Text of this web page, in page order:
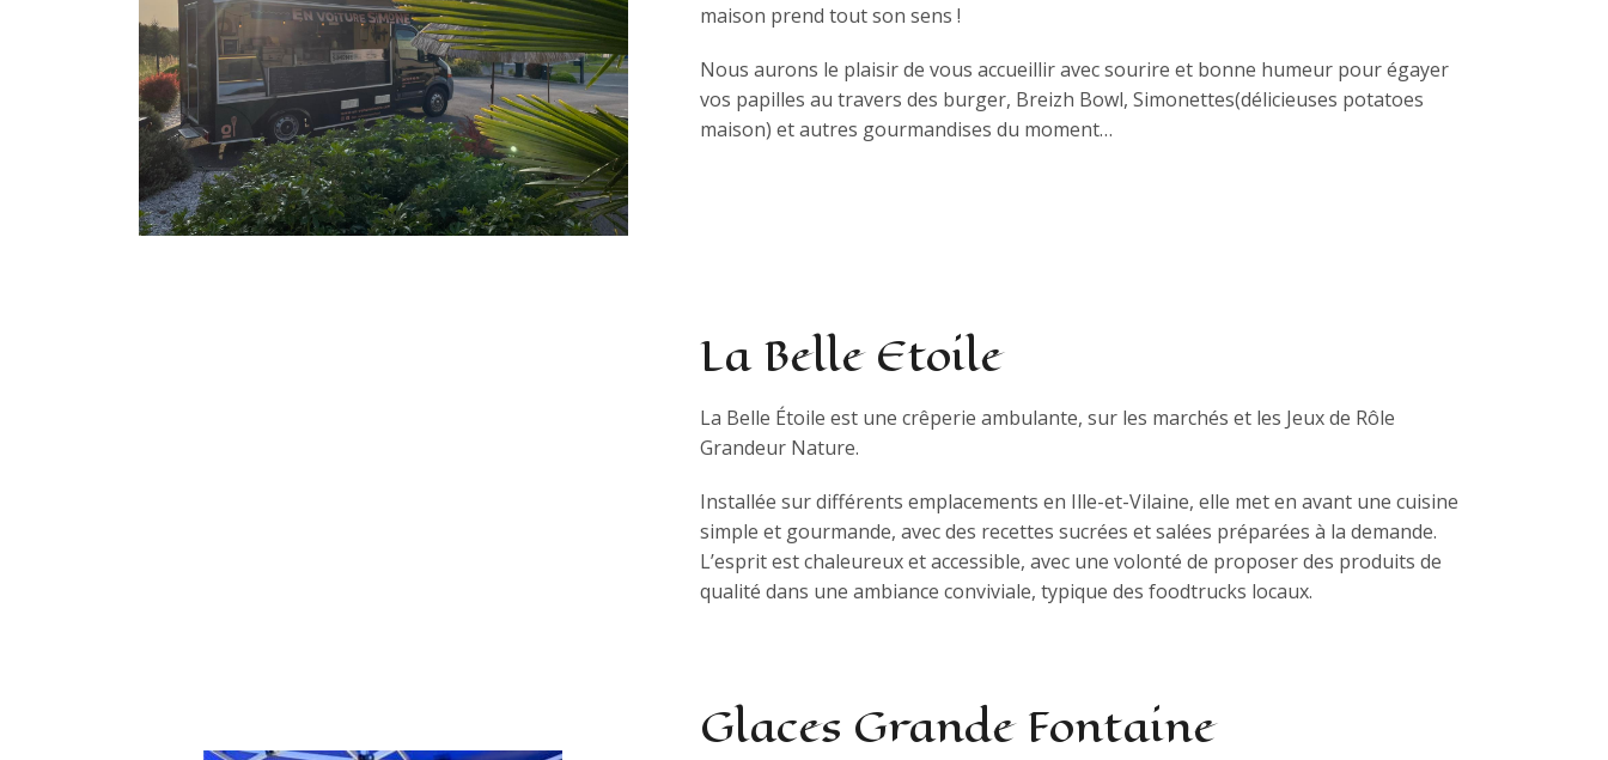
maison prend tout son sens !
Nous aurons le plaisir de vous accueillir avec sourire et bonne humeur pour égayer
vos papilles au travers des burger, Breizh Bowl, Simonettes(délicieuses potatoes
maison) et autres gourmandises du moment…
La Belle Etoile
La Belle Étoile est une crêperie ambulante, sur les marchés et les Jeux de Rôle
Grandeur Nature.
Installée sur différents emplacements en Ille-et-Vilaine, elle met en avant une cuisine
simple et gourmande, avec des recettes sucrées et salées préparées à la demande.
L’esprit est chaleureux et accessible, avec une volonté de proposer des produits de
qualité dans une ambiance conviviale, typique des foodtrucks locaux.
Glaces Grande Fontaine